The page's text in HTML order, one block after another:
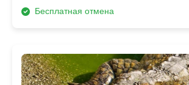
Бесплатная отмена